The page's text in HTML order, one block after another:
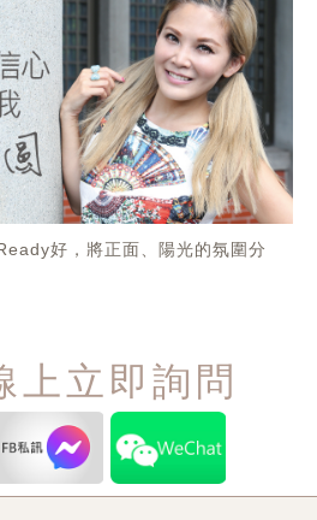
好，將正面、陽光的氛圍分
上立即詢問